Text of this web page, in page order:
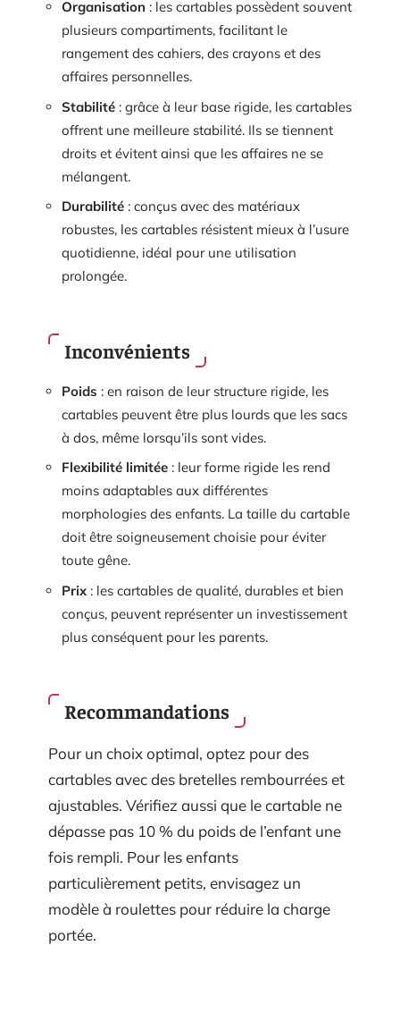
Organisation : les cartables possèdent souvent
plusieurs compartiments, facilitant le
rangement des cahiers, des crayons et des
affaires personnelles.
Stabilité : grâce à leur base rigide, les cartables
offrent une meilleure stabilité. Ils se tiennent
droits et évitent ainsi que les affaires ne se
mélangent.
Durabilité : conçus avec des matériaux
robustes, les cartables résistent mieux à l’usure
quotidienne, idéal pour une utilisation
prolongée.
Inconvénients
Poids : en raison de leur structure rigide, les
cartables peuvent être plus lourds que les sacs
à dos, même lorsqu’ils sont vides.
Flexibilité limitée : leur forme rigide les rend
moins adaptables aux différentes
morphologies des enfants. La taille du cartable
doit être soigneusement choisie pour éviter
toute gêne.
Prix : les cartables de qualité, durables et bien
conçus, peuvent représenter un investissement
plus conséquent pour les parents.
Recommandations
Pour un choix optimal, optez pour des
cartables avec des bretelles rembourrées et
ajustables. Vérifiez aussi que le cartable ne
dépasse pas 10 % du poids de l’enfant une
fois rempli. Pour les enfants
particulièrement petits, envisagez un
modèle à roulettes pour réduire la charge
portée.